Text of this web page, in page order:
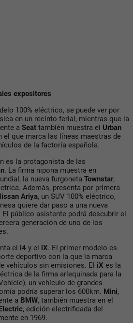
expositores
100% eléctrico, se puede ver por
en un recinto ferial, mientras que la
a Seat también muestra el Urban
el que marca las líneas maestras de
de la factoría española.
es la protagonista de las
. La firma nipona muestra en
la nueva furgoneta Townstar,
Además, presenta por primera
Ariya, un SUV 100% eléctrico,
quiere dar paso a una nueva
público asistente podrá descubrir el
generación de uno de los
el i4 y el iX. El primer modelo es
deportivo con la que la marca
vehículos sin emisiones. El iX es la
de la firma arlequinada para la
un vehículo de grandes
podría superar los 600km. Mini,
a BMW, también muestra en el
, edición electrificada del
en 1969.